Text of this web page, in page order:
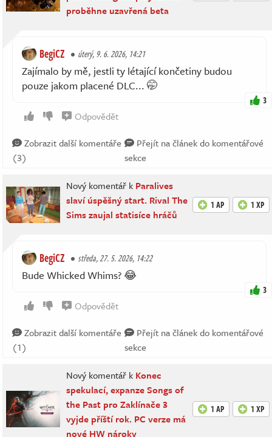
proběhne uzavřená beta
BegiCZ úterý, 9. 6. 2026, 14:21
Zajímalo by mě, jestli ty létající končetiny budou
pouze jakom placené DLC... 🤭
3
Odpovědět
Zobrazit další komentáře
(3)
Přejít na článek do komentářové
sekce
Nový komentář k Paralives
slaví úspěšný start. Rival The
Sims zaujal statisíce hráčů
1 AP 1 XP
BegiCZ středa, 27. 5. 2026, 14:22
Bude Whicked Whims? 😂
3
Odpovědět
Zobrazit další komentáře
(1)
Přejít na článek do komentářové
sekce
Nový komentář k Konec
spekulací, expanze Songs of
the Past pro Zaklínače 3
vyjde příští rok. PC verze má
nové HW nároky
1 AP 1 XP